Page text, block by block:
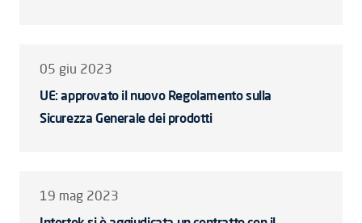
05 giu 2023
UE: approvato il nuovo Regolamento sulla
Sicurezza Generale dei prodotti
19 mag 2023